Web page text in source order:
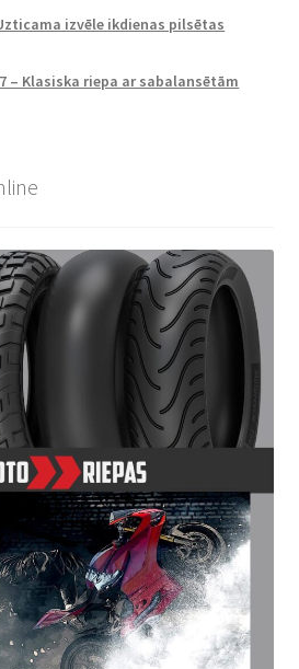
izvēle ikdienas pilsētas
– Klasiska riepa ar sabalansētām